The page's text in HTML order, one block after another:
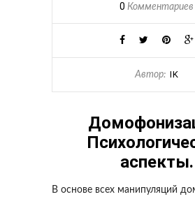
0 Комментариев
Автор: IK
аспекты.
В основе всех манипуляций